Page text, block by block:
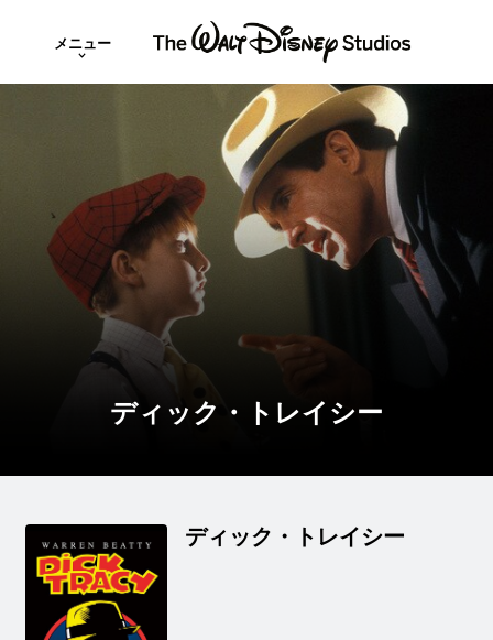
メニュー
ディック・トレイシー
ディック・トレイシー